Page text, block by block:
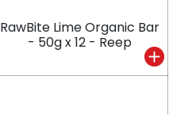
RawBite Lime Organic Bar
- 50g x 12 - Reep